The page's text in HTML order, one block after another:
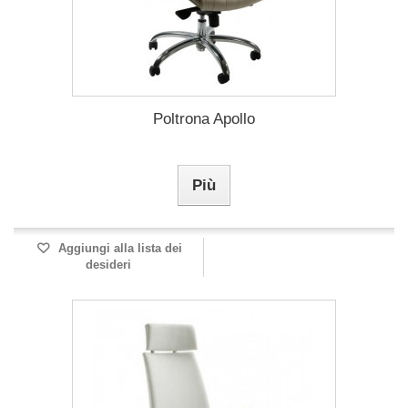
Poltrona Apollo
Più
Aggiungi alla lista dei
desideri